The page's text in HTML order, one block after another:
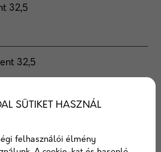
32,5
32,5
32,5 R UVR
SÜTIKET HASZNÁL
felhasználói élmény